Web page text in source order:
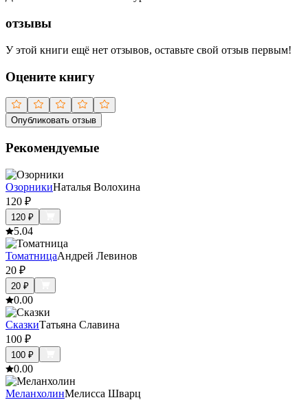
отзывы
У этой книги ещё нет отзывов, оставьте свой отзыв первым!
Оцените книгу
Опубликовать отзыв
Рекомендуемые
ОзорникиНаталья Волохина
120 ₽
120 ₽
5.04
ТоматницаАндрей Левинов
20 ₽
20 ₽
0.00
СказкиТатьяна Славина
100 ₽
100 ₽
0.00
МеланхолинМелисса Шварц